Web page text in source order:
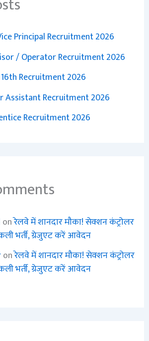
Principal Recruitment 2026
/ Operator Recruitment 2026
16th Recruitment 2026
Assistant Recruitment 2026
Recruitment 2026
onरेलवे में शानदार मौका! सेक्शन कंट्रोलर
भर्ती, ग्रेजुएट करें आवेदन
onरेलवे में शानदार मौका! सेक्शन कंट्रोलर
भर्ती, ग्रेजुएट करें आवेदन